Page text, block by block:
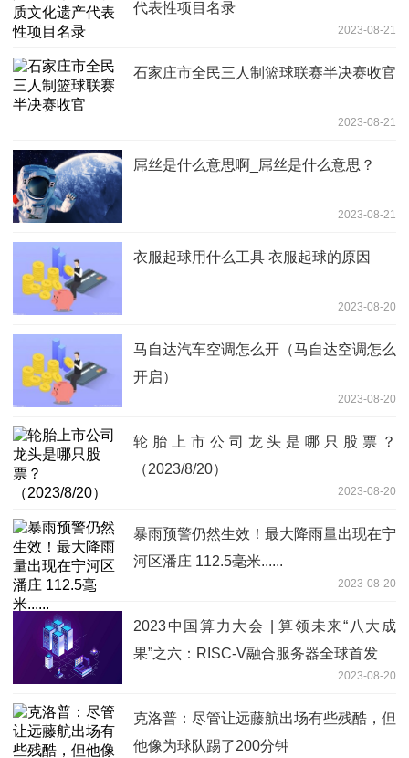
代表性项目名录
2023-08-21
石家庄市全民三人制篮球联赛半决赛收官
2023-08-21
屌丝是什么意思啊_屌丝是什么意思？
2023-08-21
衣服起球用什么工具 衣服起球的原因
2023-08-20
马自达汽车空调怎么开（马自达空调怎么
开启）
2023-08-20
轮胎上市公司龙头是哪只股票？
（2023/8/20）
2023-08-20
暴雨预警仍然生效！最大降雨量出现在宁
河区潘庄 112.5毫米......
2023-08-20
2023中国算力大会 | 算领未来“八大成
果”之六：RISC-V融合服务器全球首发
2023-08-20
克洛普：尽管让远藤航出场有些残酷，但
他像为球队踢了200分钟